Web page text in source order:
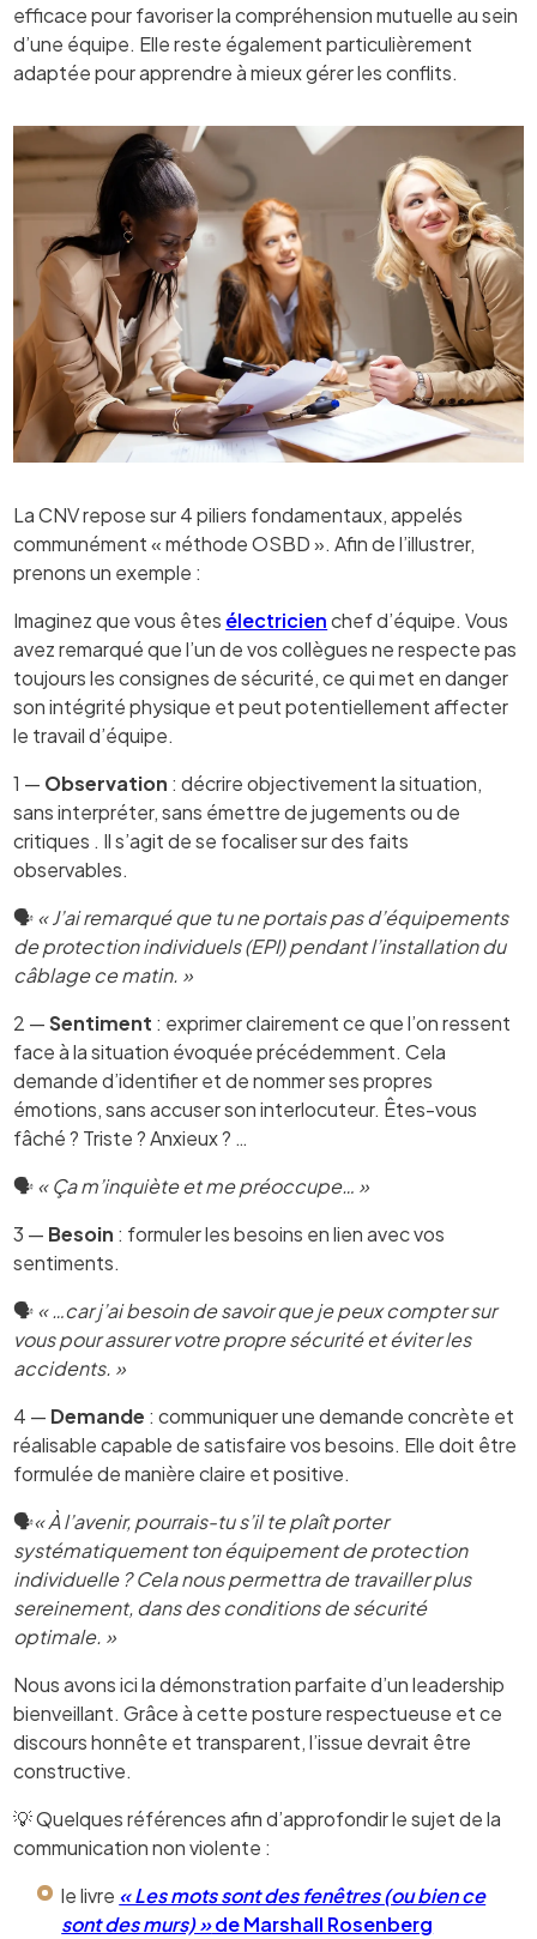
efficace pour favoriser la compréhension mutuelle au sein
d’une équipe. Elle reste également particulièrement
adaptée pour apprendre à mieux gérer les conflits.
La CNV repose sur 4 piliers fondamentaux, appelés
communément « méthode OSBD ». Afin de l’illustrer,
prenons un exemple :
Imaginez que vous êtes électricienchef d’équipe. Vous
avez remarqué que l’un de vos collègues ne respecte pas
toujours les consignes de sécurité, ce qui met en danger
son intégrité physique et peut potentiellement affecter
le travail d’équipe.
1 — Observation : décrire objectivement la situation,
sans interpréter, sans émettre de jugements ou de
critiques . Il s’agit de se focaliser sur des faits
observables.
🗣️« J’ai remarqué que tu ne portais pas d’équipements
de protection individuels (EPI) pendant l’installation du
câblage ce matin. »
2 —Sentiment : exprimer clairement ce que l’on ressent
face à la situation évoquée précédemment. Cela
demande d’identifier et de nommer ses propres
émotions, sans accuser son interlocuteur. Êtes-vous
fâché ? Triste ? Anxieux ? …
🗣️« Ça m’inquiète et me préoccupe… »
3 — Besoin : formuler les besoins en lien avec vos
sentiments.
🗣️« …car j’ai besoin de savoir que je peux compter sur
vous pour assurer votre propre sécurité et éviter les
accidents. »
4 — Demande : communiquer une demande concrète et
réalisable capable de satisfaire vos besoins. Elle doit être
formulée de manière claire et positive.
🗣️« À l’avenir, pourrais-tu s’il te plaît porter
systématiquement ton équipement de protection
individuelle ? Cela nous permettra de travailler plus
sereinement, dans des conditions de sécurité
optimale. »
Nous avons ici la démonstration parfaite d’un leadership
bienveillant. Grâce à cette posture respectueuse et ce
discours honnête et transparent, l’issue devrait être
constructive.
💡 Quelques références afin d’approfondir le sujet de la
communication non violente :
le livre « Les mots sont des fenêtres (ou bien ce
sont des murs) »de Marshall Rosenberg